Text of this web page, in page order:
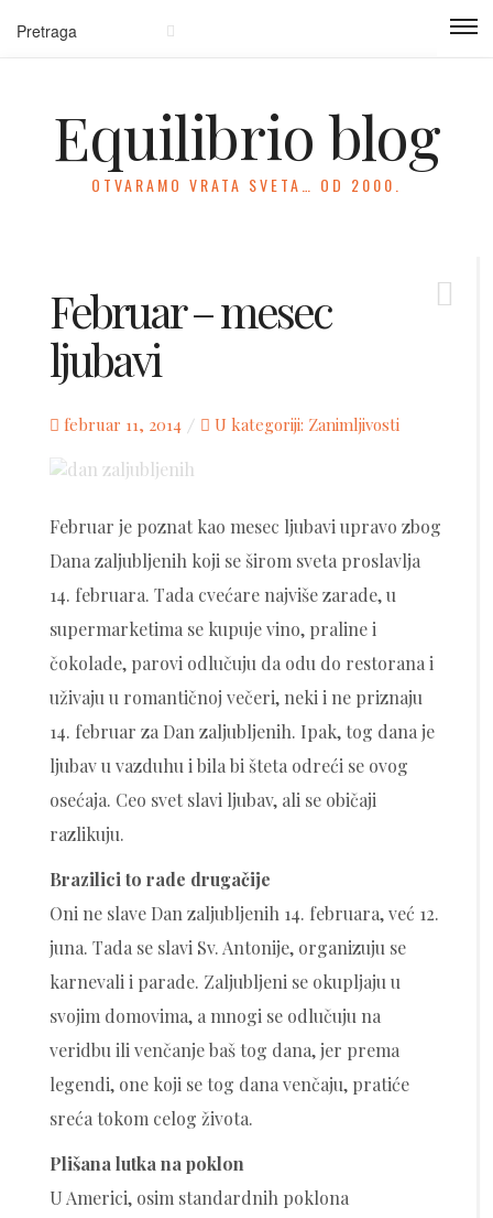
Equilibrio blog
OTVARAMO VRATA SVETA… OD 2000.
Februar – mesec
ljubavi
Posted
on
februar 11, 2014 U kategoriji: Zanimljivosti
Februar je poznat kao mesec ljubavi upravo zbog
Dana zaljubljenih koji se širom sveta proslavlja
14. februara. Tada cvećare najviše zarade, u
supermarketima se kupuje vino, praline i
čokolade, parovi odlučuju da odu do restorana i
uživaju u romantičnoj večeri, neki i ne priznaju
14. februar za Dan zaljubljenih. Ipak, tog dana je
ljubav u vazduhu i bila bi šteta odreći se ovog
osećaja. Ceo svet slavi ljubav, ali se običaji
razlikuju.
Brazilici to rade drugačije
Oni ne slave Dan zaljubljenih 14. februara, već 12.
juna. Tada se slavi Sv. Antonije, organizuju se
karnevali i parade. Zaljubljeni se okupljaju u
svojim domovima, a mnogi se odlučuju na
veridbu ili venčanje baš tog dana, jer prema
legendi, one koji se tog dana venčaju, pratiće
sreća tokom celog života.
Plišana lutka na poklon
U Americi, osim standardnih poklona